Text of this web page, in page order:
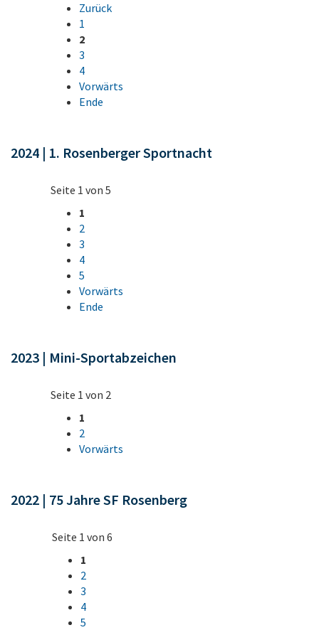
Zurück
1
2
3
4
Vorwärts
Ende
2024 | 1. Rosenberger Sportnacht
Seite 1 von 5
1
2
3
4
5
Vorwärts
Ende
2023 | Mini-Sportabzeichen
Seite 1 von 2
1
2
Vorwärts
2022 | 75 Jahre SF Rosenberg
Seite 1 von 6
1
2
3
4
5